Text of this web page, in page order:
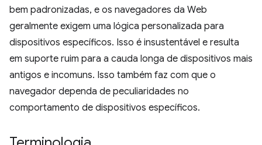
bem padronizadas, e os navegadores da Web
geralmente exigem uma lógica personalizada para
dispositivos específicos. Isso é insustentável e resulta
em suporte ruim para a cauda longa de dispositivos mais
antigos e incomuns. Isso também faz com que o
navegador dependa de peculiaridades no
comportamento de dispositivos específicos.